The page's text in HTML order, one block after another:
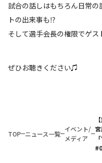
試合の話しはもちろん日常
トの出来事も⁉
そして選手会長の権限でゲス
ぜひお聴きください♫
TOP ニュース一覧
イベント/
メディア